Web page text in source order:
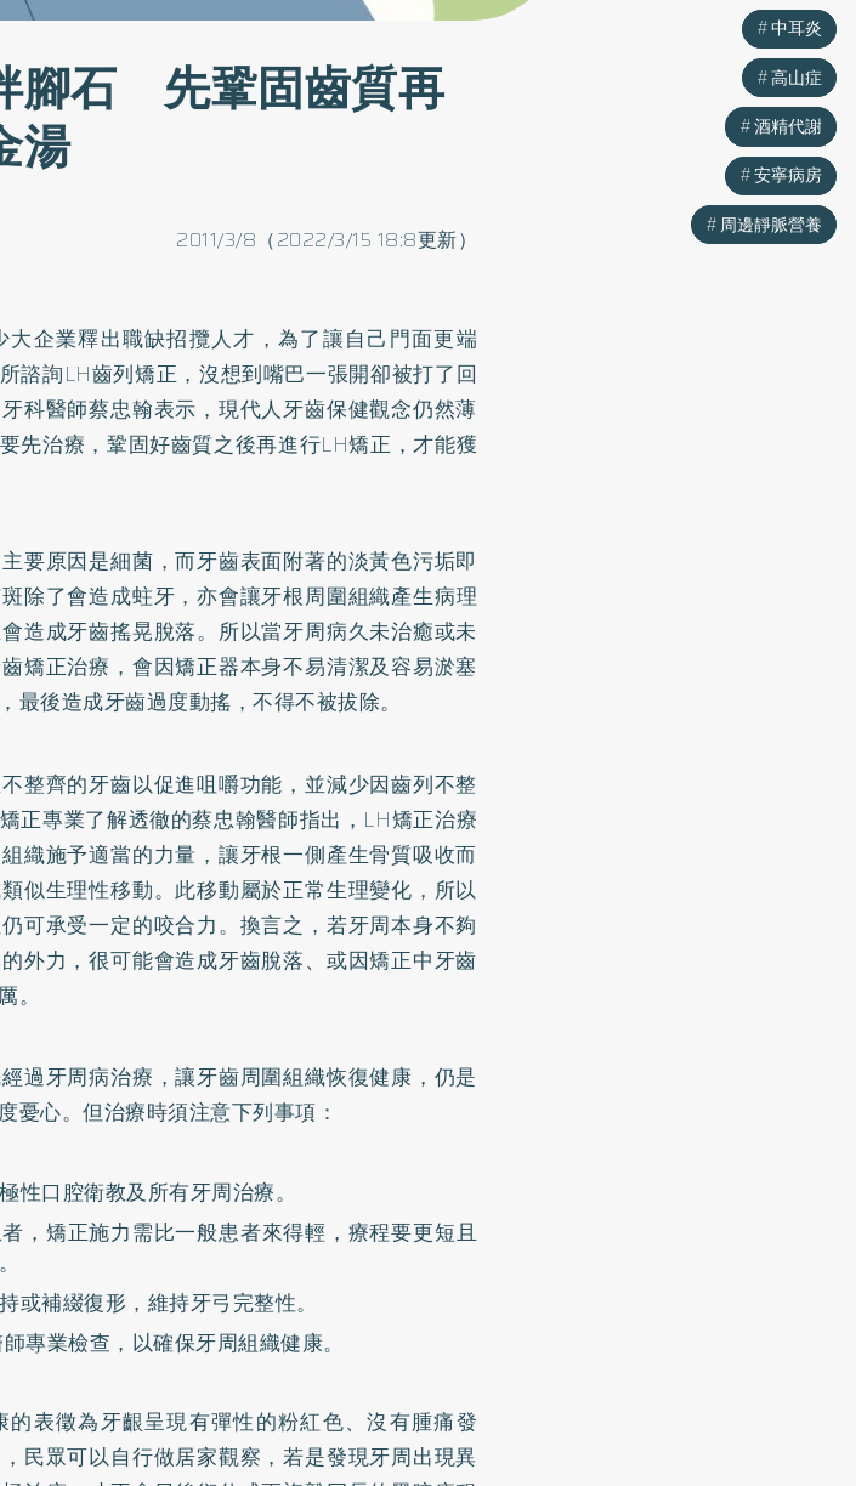
腳石 先鞏固齒質再
湯
2011/3/8（2022/3/15 18:8更新）
企業釋出職缺招攬人才，為了讓自己門面更端
諮詢LH齒列矯正 ，沒想到嘴巴一張開卻被打了回
科醫師蔡忠翰表示，現代人牙齒保健觀念仍然薄
先治療，鞏固好齒質之後再進行LH矯正，才能獲
要原因是細菌，而牙齒表面附著的淡黃色污垢即
除了會造成蛀牙 ，亦會讓牙根周圍組織產生病理
造成牙齒搖晃脫落。所以當牙周病久未治癒或未
矯正治療，會因矯正器本身不易清潔及容易淤塞
後造成牙齒過度動搖，不得不被拔除。
整齊的牙齒以促進咀嚼功能，並減少因齒列不整
正專業了解透徹的蔡忠翰醫師指出，LH矯正治療
織施予適當的力量，讓牙根一側產生骨質吸收而
似生理性移動。此移動屬於正常生理變化，所以
可承受一定的咬合力。換言之，若牙周本身不夠
外力，很可能會造成牙齒脫落、或因矯正中牙齒
。
過牙周病治療，讓牙齒周圍組織恢復健康，仍是
憂心。但治療時須注意下列事項：
性口腔衛教及所有牙周治療。
，矯正施力需比一般患者來得輕，療程要更短且
或補綴復形，維持牙弓完整性。
專業檢查，以確保牙周組織健康。
表徵為牙齦呈現有彈性的粉紅色、沒有腫痛發
民眾可以自行做居家觀察，若是發現牙周出現異
中耳炎
高山症
酒精代謝
安寧病房
周邊靜脈營養
中耳炎
高山症
酒精代謝
安寧病房
周邊靜脈營養